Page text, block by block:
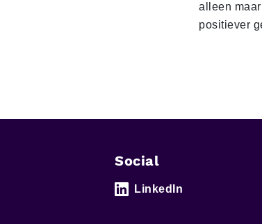
alleen maar
positiever
Social
LinkedIn